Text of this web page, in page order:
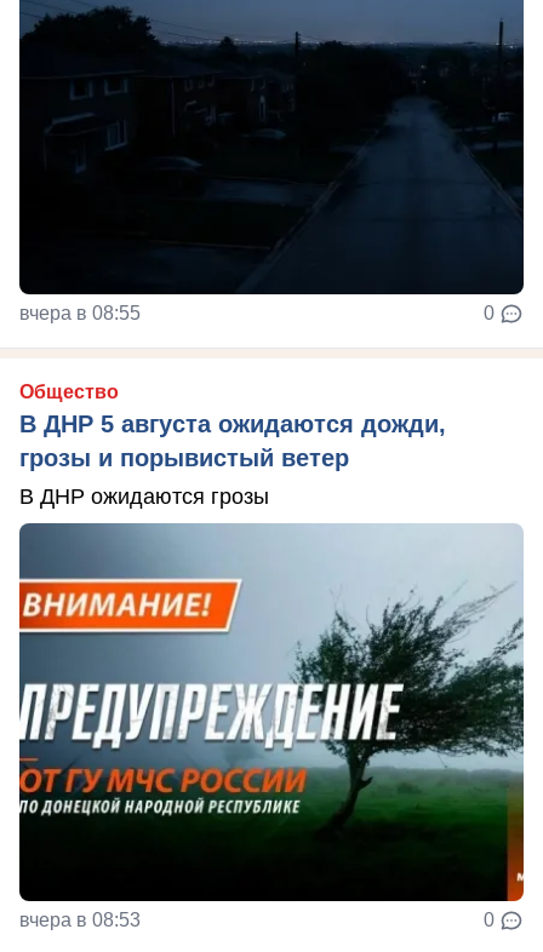
вчера в 08:55 0
Общество
В ДНР 5 августа ожидаются дожди,
грозы и порывистый ветер
В ДНР ожидаются грозы
вчера в 08:53 0